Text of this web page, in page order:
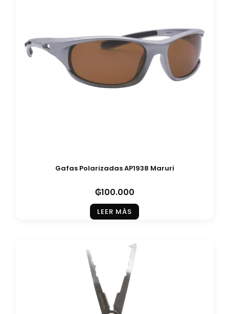
Gafas Polarizadas AP1938 Maruri
₲100.000
LEER MÁS